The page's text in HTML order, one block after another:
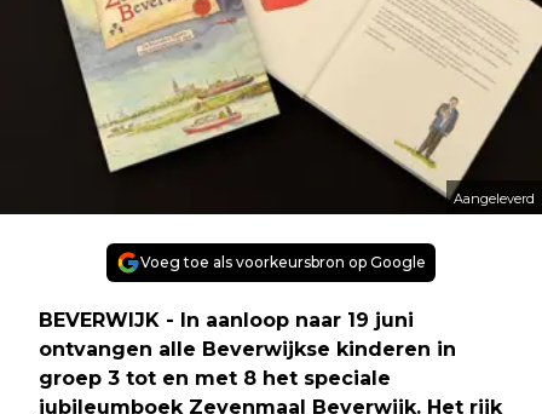
Aangeleverd
Voeg toe als voorkeursbron op Google
BEVERWIJK - In aanloop naar 19 juni
ontvangen alle Beverwijkse kinderen in
groep 3 tot en met 8 het speciale
jubileumboek Zevenmaal Beverwijk. Het rijk